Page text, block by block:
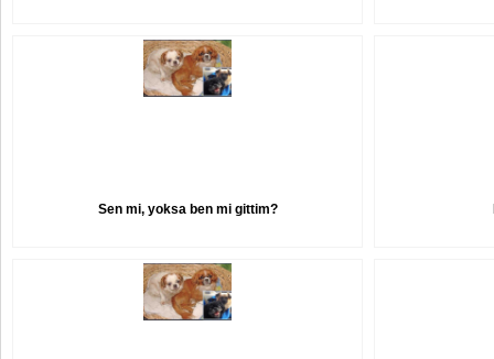
Sen mi, yoksa ben mi gittim?